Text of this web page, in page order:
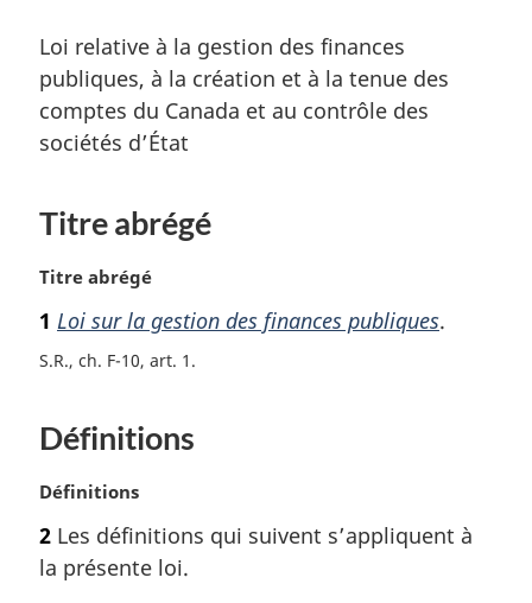
Loi relative à la gestion des finances
publiques, à la création et à la tenue des
comptes du Canada et au contrôle des
sociétés d’État
Titre abrégé
N
t
e
r
i
a
l
Titre abrégé
1 Loi sur la gestion des finances publiques.
S.R., ch. F-10, art. 1
Définitions
N
t
e
Définitions
2 Les définitions qui suivent s’appliquent à
la présente loi.